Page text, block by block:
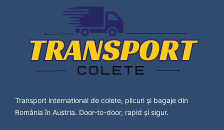
Lavanttal
Transport Colete Deta Bad Vöslau
Transport Colete Deta Baden
Transport Colete Deta Bärnbach
Transport Colete Deta Berndorf
Transport Colete Deta Bischofshofen
Transport Colete Deta Bleiburg
Transport Colete Deta Bregenz
Transport Colete Deta Bruck an der Leitha
Transport international de colete, plicuri și bagaje din
România în Austria. Door-to-door, rapid și sigur.